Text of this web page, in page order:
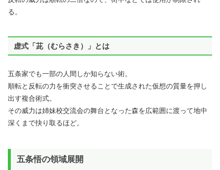
る。
虚式「茈（むらさき）」とは
五条家でも一部の人間しか知らない術。
順転と反転の力を衝突させることで生成された仮想の質量を押し
出す複合術式。
その威力は姉妹校交流会の舞台となった森を広範囲に渡って地中
深くまで抉り取るほど。
五条悟の領域展開